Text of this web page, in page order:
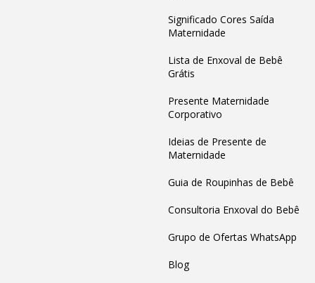
Significado Cores Saída
Maternidade
Lista de Enxoval de Bebê
Grátis
Presente Maternidade
Corporativo
Ideias de Presente de
Maternidade
Guia de Roupinhas de Bebê
Consultoria Enxoval do Bebê
Grupo de Ofertas WhatsApp
Blog